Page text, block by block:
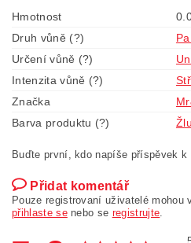
Hmotnost
Druh vůně (?)
Určení vůně (?)
Intenzita vůně (?)
Značka
Barva produktu (?)
Buďte první, kdo napíše příspěvek k
Přidat komentář
Pouze registrovaní uživatelé mohou
přihlaste senebo se registrujte